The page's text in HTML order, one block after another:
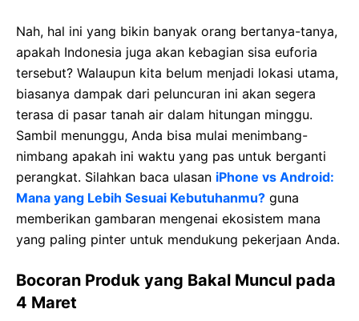
Nah, hal ini yang bikin banyak orang bertanya-tanya,
apakah Indonesia juga akan kebagian sisa euforia
tersebut? Walaupun kita belum menjadi lokasi utama,
biasanya dampak dari peluncuran ini akan segera
terasa di pasar tanah air dalam hitungan minggu.
Sambil menunggu, Anda bisa mulai menimbang-
nimbang apakah ini waktu yang pas untuk berganti
perangkat. Silahkan baca ulasan iPhone vs Android:
Mana yang Lebih Sesuai Kebutuhanmu? guna
memberikan gambaran mengenai ekosistem mana
yang paling pinter untuk mendukung pekerjaan Anda.
Bocoran Produk yang Bakal Muncul pada
4 Maret